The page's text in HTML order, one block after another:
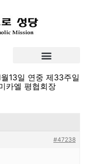
13일 연중 제33주일
카엘 평협회장
#47238